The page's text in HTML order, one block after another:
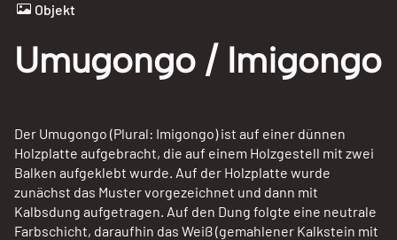
Objekt
Umugongo / Imigongo
Der Umugongo (Plural: Imigongo) ist auf einer dünnen
Holzplatte aufgebracht, die auf einem Holzgestell mit zwei
Balken aufgeklebt wurde. Auf der Holzplatte wurde
zunächst das Muster vorgezeichnet und dann mit
Kalbsdung aufgetragen. Auf den Dung folgte eine neutrale
Farbschicht, daraufhin das Weiß (gemahlener Kalkstein mit